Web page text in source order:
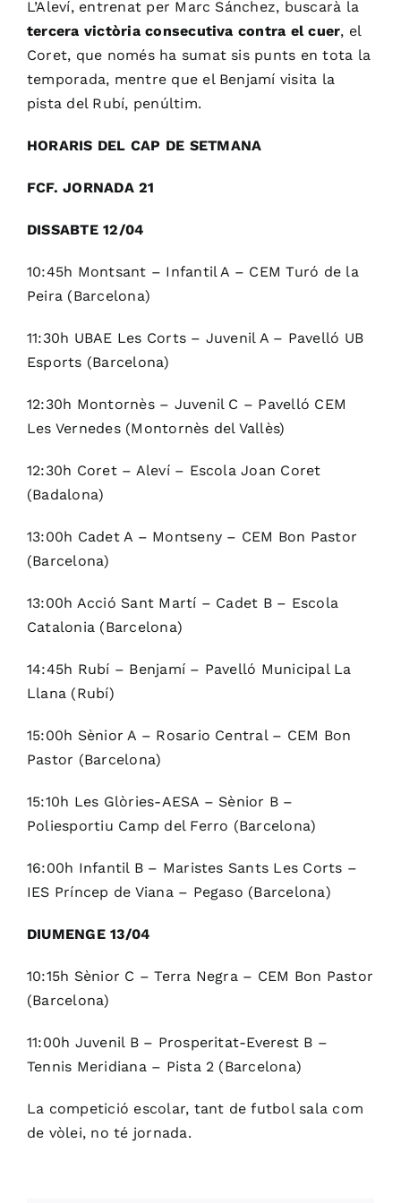
L’Aleví, entrenat per Marc Sánchez, buscarà la
tercera victòria consecutiva contra el cuer, el
Coret, que només ha sumat sis punts en tota la
temporada, mentre que el Benjamí visita la
pista del Rubí, penúltim.
HORARIS DEL CAP DE SETMANA
FCF. JORNADA 21
DISSABTE 12/04
10:45h Montsant – Infantil A – CEM Turó de la
Peira (Barcelona)
11:30h UBAE Les Corts – Juvenil A – Pavelló UB
Esports (Barcelona)
12:30h Montornès – Juvenil C – Pavelló CEM
Les Vernedes (Montornès del Vallès)
12:30h Coret – Aleví – Escola Joan Coret
(Badalona)
13:00h Cadet A – Montseny – CEM Bon Pastor
(Barcelona)
13:00h Acció Sant Martí – Cadet B – Escola
Catalonia (Barcelona)
14:45h Rubí – Benjamí – Pavelló Municipal La
Llana (Rubí)
15:00h Sènior A – Rosario Central – CEM Bon
Pastor (Barcelona)
15:10h Les Glòries-AESA – Sènior B –
Poliesportiu Camp del Ferro (Barcelona)
16:00h Infantil B – Maristes Sants Les Corts –
IES Príncep de Viana – Pegaso (Barcelona)
DIUMENGE 13/04
10:15h Sènior C – Terra Negra – CEM Bon Pastor
(Barcelona)
11:00h Juvenil B – Prosperitat-Everest B –
Tennis Meridiana – Pista 2 (Barcelona)
La competició escolar, tant de futbol sala com
de vòlei, no té jornada.